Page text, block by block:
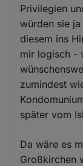
Privilegien
würden sie
diesem ins
mir logisch -
zumindest
später vom
Da wäre es
Großkirchen